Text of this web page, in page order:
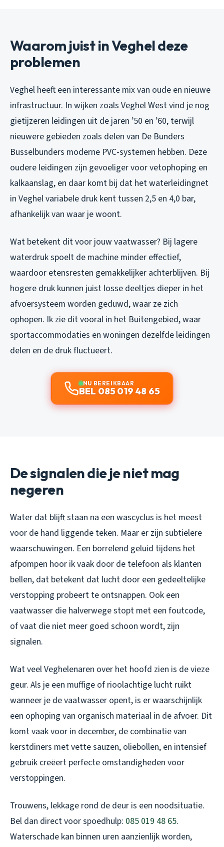
Waarom juist in Veghel deze
problemen
Veghel heeft een interessante mix van oude en nieuwe
infrastructuur. In wijken zoals Veghel West vind je nog
gietijzeren leidingen uit de jaren ’50 en ’60, terwijl
nieuwere gebieden zoals delen van De Bunders
Busselbunders moderne PVC-systemen hebben. Deze
oudere leidingen zijn gevoeliger voor vetophoping en
kalkaanslag, en daar komt bij dat het waterleidingnet
in Veghel variabele druk kent tussen 2,5 en 4,0 bar,
afhankelijk van waar je woont.
Wat betekent dit voor jouw vaatwasser? Bij lagere
waterdruk spoelt de machine minder effectief,
waardoor etensresten gemakkelijker achterblijven. Bij
hogere druk kunnen juist losse deeltjes dieper in het
afvoersysteem worden geduwd, waar ze zich
ophopen. Ik zie dit vooral in het Buitengebied, waar
sportaccommodaties en woningen dezelfde leidingen
delen en de druk fluctueert.
NU BEREIKBAAR
BEL 085 019 48 65
De signalen die je niet mag
negeren
Water dat blijft staan na een wascyclus is het meest
voor de hand liggende teken. Maar er zijn subtielere
waarschuwingen. Een borrelend geluid tijdens het
afpompen hoor ik vaak door de telefoon als klanten
bellen, dat betekent dat lucht door een gedeeltelijke
verstopping probeert te ontsnappen. Ook een
vaatwasser die halverwege stopt met een foutcode,
of vaat die niet meer goed schoon wordt, zijn
signalen.
Wat veel Veghelenaren over het hoofd zien is de vieze
geur. Als je een muffige of rioolachtige lucht ruikt
wanneer je de vaatwasser opent, is er waarschijnlijk
een ophoping van organisch materiaal in de afvoer. Dit
komt vaak voor in december, de combinatie van
kerstdiners met vette sauzen, oliebollen, en intensief
gebruik creëert perfecte omstandigheden voor
verstoppingen.
Trouwens, lekkage rond de deur is een noodsituatie.
Bel dan direct voor spoedhulp: 085 019 48 65.
Waterschade kan binnen uren aanzienlijk worden,